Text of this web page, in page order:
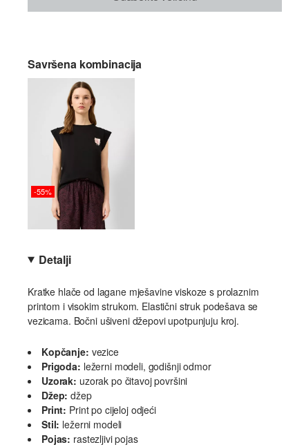
Savršena kombinacija
-55%
Detalji
Kratke hlače od lagane mješavine viskoze s prolaznim
printom i visokim strukom. Elastični struk podešava se
vezicama. Bočni ušiveni džepovi upotpunjuju kroj.
Kopčanje: vezice
Prigoda: ležerni modeli, godišnji odmor
Uzorak: uzorak po čitavoj površini
Džep: džep
Print: Print po cijeloj odjeći
Stil: ležerni modeli
Pojas: rastezljivi pojas